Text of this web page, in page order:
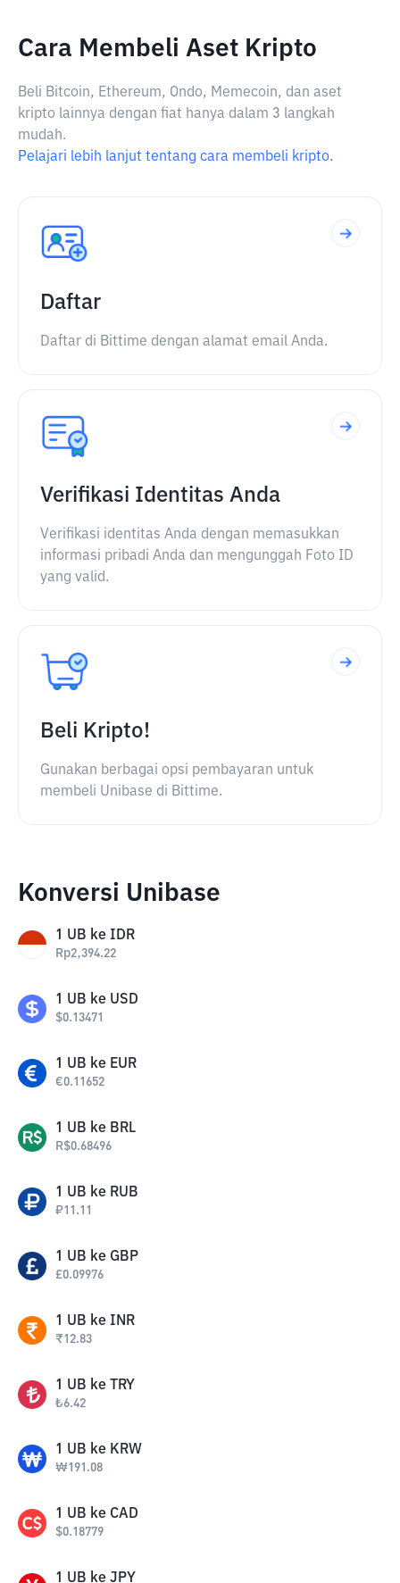
Cara Membeli Aset Kripto
Beli Bitcoin, Ethereum, Ondo, Memecoin, dan aset
kripto lainnya dengan fiat hanya dalam 3 langkah
mudah.
Pelajari lebih lanjut tentang cara membeli kripto.
Daftar
Daftar di Bittime dengan alamat email Anda.
Verifikasi Identitas Anda
Verifikasi identitas Anda dengan memasukkan
informasi pribadi Anda dan mengunggah Foto ID
yang valid.
Beli Kripto!
Gunakan berbagai opsi pembayaran untuk
membeli Unibase di Bittime.
Konversi Unibase
1 UB ke IDR
Rp2,394.22
1 UB ke USD
$0.13471
1 UB ke EUR
€0.11652
1 UB ke BRL
R$0.68496
1 UB ke RUB
₽11.11
1 UB ke GBP
£0.09976
1 UB ke INR
₹12.83
1 UB ke TRY
₺6.42
1 UB ke KRW
₩191.08
1 UB ke CAD
$0.18779
1 UB ke JPY